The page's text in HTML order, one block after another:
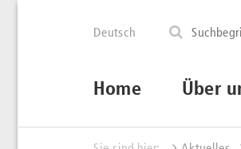
Deutsch
Home Über